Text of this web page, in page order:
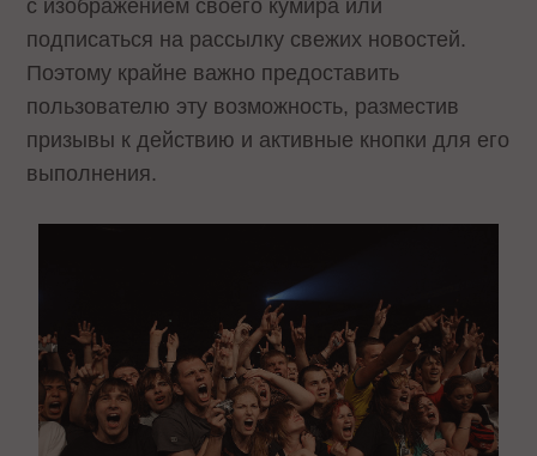
с изображением своего кумира или
подписаться на рассылку свежих новостей.
Поэтому крайне важно предоставить
пользователю эту возможность, разместив
призывы к действию и активные кнопки для его
выполнения.